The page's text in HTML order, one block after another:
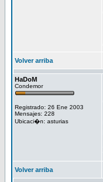
Volver arriba
HaDoM
Condemor
Registrado: 26 Ene 2003
Mensajes: 228
Ubicaci�n: asturias
Volver arriba